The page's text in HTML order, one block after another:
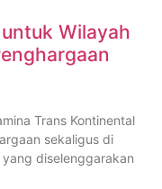
Wilayah
Trans Kontinental
sekaligus di
diselenggarakan